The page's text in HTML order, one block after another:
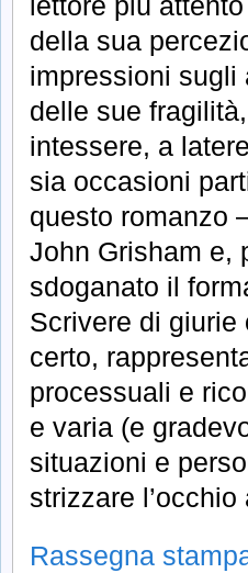
della sua
impressioni sugli
delle sue
intessere, a
sia occasioni
questo romanzo
John Grisham e,
sdoganato il
Scrivere di
certo,
processuali e
e varia (e
situazioni e
strizzare
Rassegna